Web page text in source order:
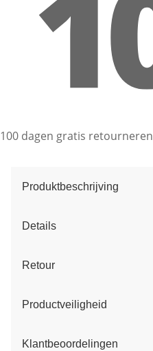
100 dagen gratis retourneren
Produktbeschrijving
Details
Retour
Productveiligheid
Klantbeoordelingen